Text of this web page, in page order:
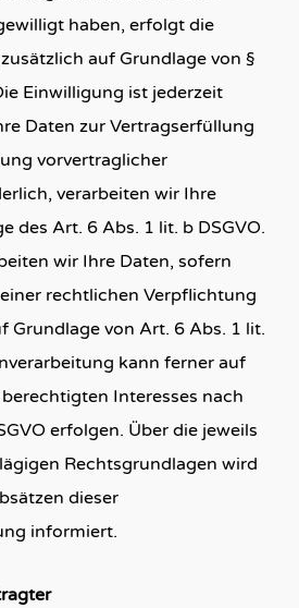
haben, erfolgt die
auf Grundlage von §
Einwilligung ist jederzeit
Daten zur Vertragserfüllung
vorvertraglicher
verarbeiten wir Ihre
des Art. 6 Abs. 1 lit. b DSGVO.
wir Ihre Daten, sofern
rechtlichen Verpflichtung
Grundlage von Art. 6 Abs. 1 lit.
kann ferner auf
Interesses nach
erfolgen. Über die jeweils
Rechtsgrundlagen wird
dieser
informiert.